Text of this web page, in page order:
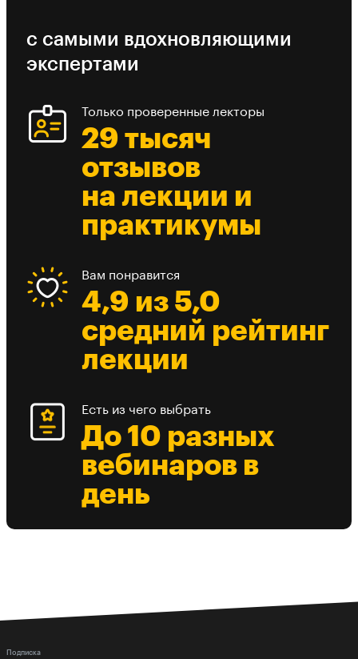
с самыми вдохновляющими
экспертами
Только проверенные лекторы
29 тысяч
отзывов
на лекции и
практикумы
Вам понравится
4,9 из 5,0
средний рейтинг
лекции
Есть из чего выбрать
До 10 разных
вебинаров в
день
Подписка